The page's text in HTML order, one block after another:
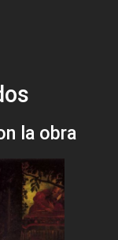
la obra